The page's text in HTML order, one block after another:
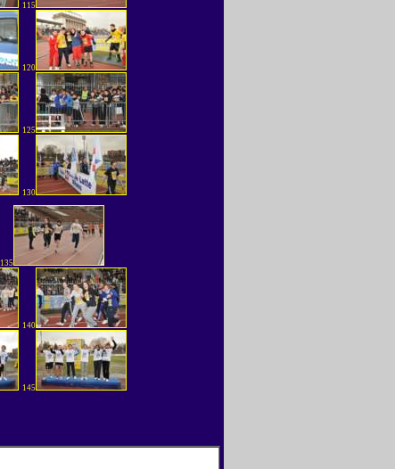
115
120
125
130
135
140
145